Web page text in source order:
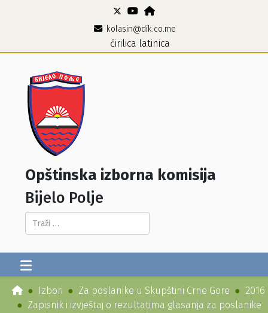
kolasin@dik.co.me
ćirilica latinica
Opštinska izborna komisija
Bijelo Polje
Pretraga...
Izbori Za poslanike u Skupštini Crne Gore
2016
Zapisnik i izvještaj o rezultatima glasanja za poslanike